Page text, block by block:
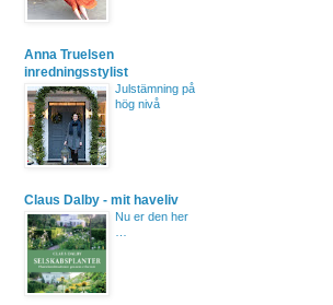
Anna Truelsen
inredningsstylist
Julstämning på
hög nivå
Claus Dalby - mit haveliv
Nu er den her